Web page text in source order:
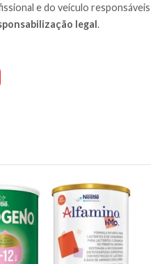
e do veículo responsáveis
legal.